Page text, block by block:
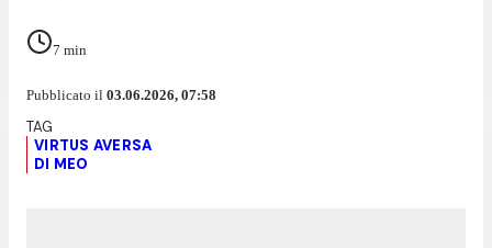
7 min
Pubblicato il 03.06.2026, 07:58
VIRTUS AVERSA
DI MEO